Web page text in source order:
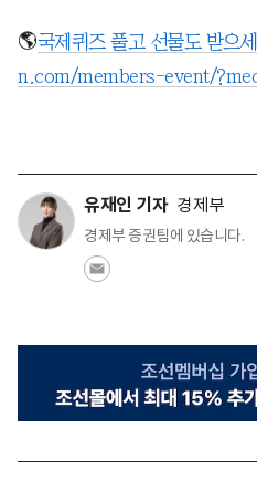
🌎국제퀴즈 풀고 선물도 받으
n.com/members-event/
유재인 기자 경제부
경제부 증권팀에 있습니다.